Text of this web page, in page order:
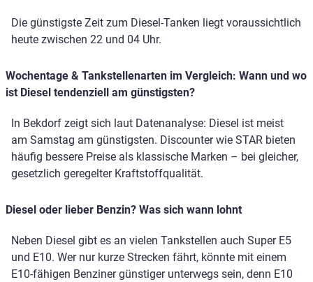
Die günstigste Zeit zum Diesel-Tanken liegt voraussichtlich
heute zwischen 22 und 04 Uhr.
Wochentage & Tankstellenarten im Vergleich: Wann und wo
ist Diesel tendenziell am günstigsten?
In Bekdorf zeigt sich laut Datenanalyse: Diesel ist meist
am Samstag am günstigsten. Discounter wie STAR bieten
häufig bessere Preise als klassische Marken – bei gleicher,
gesetzlich geregelter Kraftstoffqualität.
Diesel oder lieber Benzin? Was sich wann lohnt
Neben Diesel gibt es an vielen Tankstellen auch Super E5
und E10. Wer nur kurze Strecken fährt, könnte mit einem
E10-fähigen Benziner günstiger unterwegs sein, denn E10